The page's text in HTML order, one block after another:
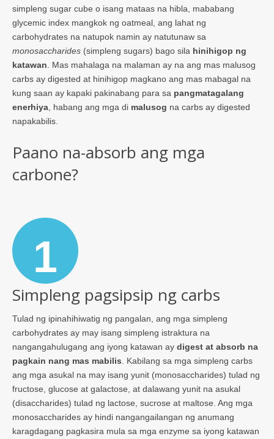
simpleng sugar cube o isang mataas na hibla, mababang
glycemic index mangkok ng oatmeal, ang lahat ng
carbohydrates na natupok namin ay natutunaw sa
monosaccharides (simpleng sugars) bago sila hinihigop ng
katawan . Mas mahalaga na malaman ay na ang mas malusog
carbs ay digested at hinihigop magkano ang mas mabagal na
kung saan ay kapaki pakinabang para sa pangmatagalang
enerhiya , habang ang mga di malusog na carbs ay digested
napakabilis.
Paano na-absorb ang mga
carbone?
1
Simpleng pagsipsip ng carbs
Tulad ng ipinahihiwatig ng pangalan, ang mga simpleng
carbohydrates ay may isang simpleng istraktura na
nangangahulugang ang iyong katawan ay digest at absorb na
pagkain nang mas mabilis . Kabilang sa mga simpleng carbs
ang mga asukal na may isang yunit (monosaccharides) tulad ng
fructose, glucose at galactose, at dalawang yunit na asukal
(disaccharides) tulad ng lactose, sucrose at maltose. Ang mga
monosaccharides ay hindi nangangailangan ng anumang
karagdagang pagkasira mula sa mga enzyme sa iyong katawan